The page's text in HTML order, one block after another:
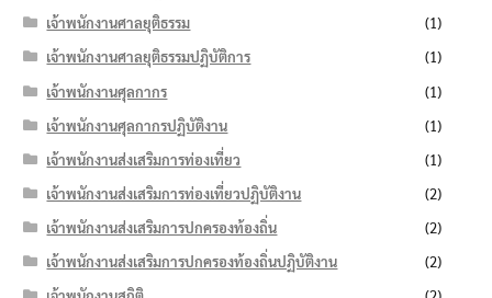
เจ้าพนักงานศาลยุติธรรม
(1)
เจ้าพนักงานศาลยุติธรรมปฏิบัติการ
(1)
เจ้าพนักงานศุลกากร
(1)
เจ้าพนักงานศุลกากรปฏิบัติงาน
(1)
เจ้าพนักงานส่งเสริมการท่องเที่ยว
(1)
เจ้าพนักงานส่งเสริมการท่องเที่ยวปฏิบัติงาน
(2)
เจ้าพนักงานส่งเสริมการปกครองท้องถิ่น
(2)
เจ้าพนักงานส่งเสริมการปกครองท้องถิ่นปฏิบัติงาน
(2)